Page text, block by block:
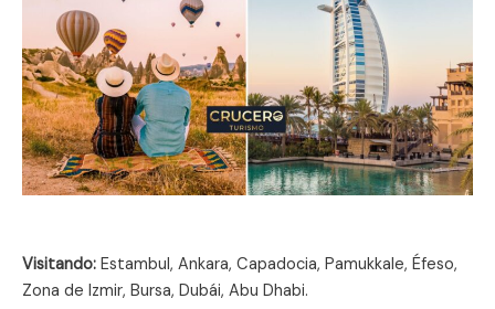
Visitando: Estambul, Ankara, Capadocia, Pamukkale, Éfeso,
Zona de Izmir, Bursa, Dubái, Abu Dhabi.